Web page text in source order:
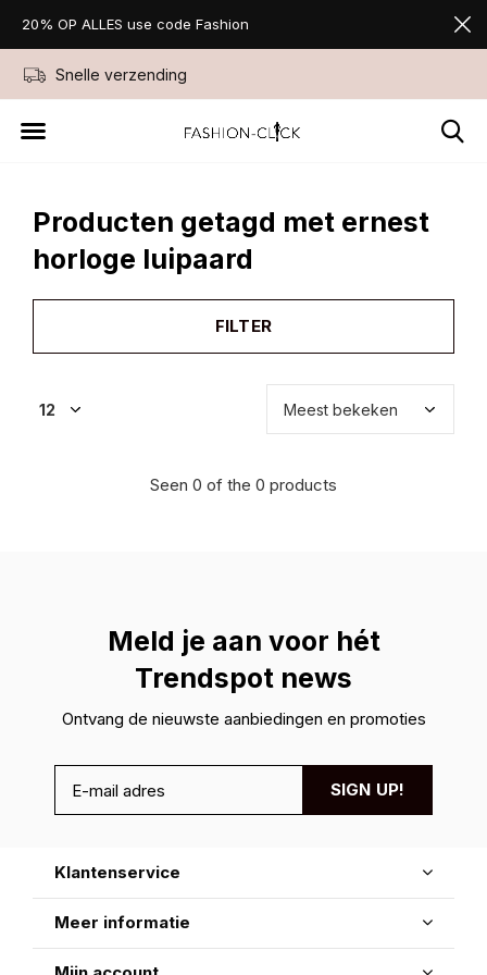
Snelle verzending
20% OP ALLES use code Fashion
Producten getagd met ernest
horloge luipaard
FILTER
Seen 0 of the 0 products
Meld je aan voor hét
Trendspot news
Ontvang de nieuwste aanbiedingen en promoties
SIGN UP!
Klantenservice
Meer informatie